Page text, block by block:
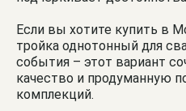
Если вы хотите купить в
тройка однотонный для
события – этот вариант
качество и продуманную
комплекций.